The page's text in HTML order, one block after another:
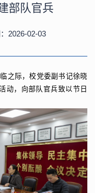
部队官兵
2026-02-03
之际，校党委副书记徐晓
动，向部队官兵致以节日